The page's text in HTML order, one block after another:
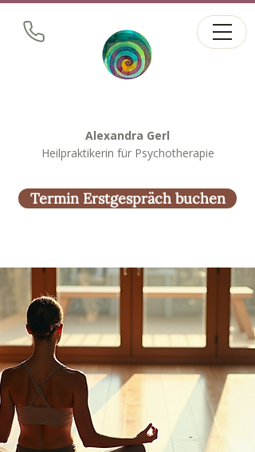
Alexandra Gerl
Heilpraktikerin für Psychotherapie
Termin Erstgespräch buchen